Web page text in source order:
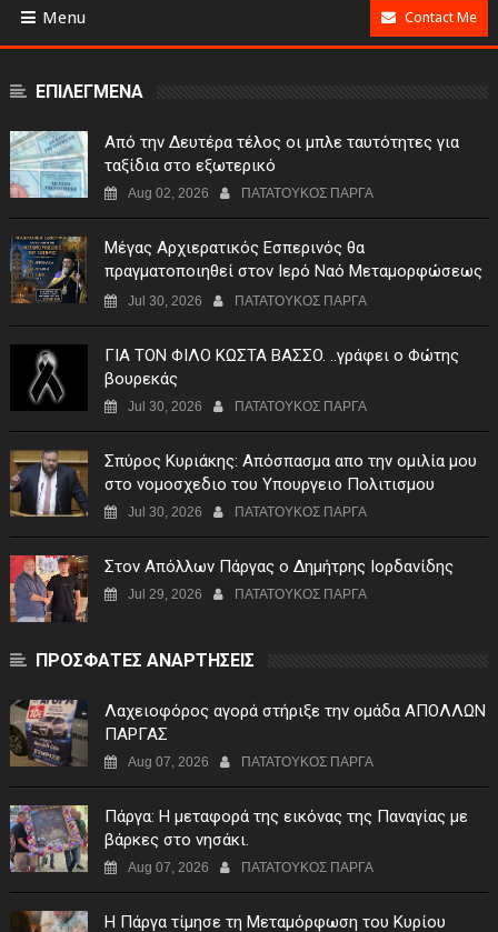
Menu Contact Me
ΕΠΙΛΕΓΜΕΝΑ
Από την Δευτέρα τέλος οι μπλε ταυτότητες για
ταξίδια στο εξωτερικό
Aug 02, 2026 ΠΑΤΑΤΟΥΚΟΣ ΠΑΡΓΑ
Μέγας Αρχιερατικός Εσπερινός θα
πραγματοποιηθεί στον Ιερό Ναό Μεταμορφώσεως
του Σωτήρος Σταυροχωρίου στης 5 Αυγούστου
Jul 30, 2026 ΠΑΤΑΤΟΥΚΟΣ ΠΑΡΓΑ
ΓIA TON ΦIΛO KΩΣTA BAΣΣO. ..γράφει ο Φώτης
βουρεκάς
Jul 30, 2026 ΠΑΤΑΤΟΥΚΟΣ ΠΑΡΓΑ
Σπύρος Κυριάκης: Απόσπασμα απο την ομιλία μου
στο νομοσχεδιο του Υπουργειο Πολιτισμου
Jul 30, 2026 ΠΑΤΑΤΟΥΚΟΣ ΠΑΡΓΑ
Στον Απόλλων Πάργας ο Δημήτρης Ιορδανίδης
Jul 29, 2026 ΠΑΤΑΤΟΥΚΟΣ ΠΑΡΓΑ
ΠΡΟΣΦΑΤΕΣ ΑΝΑΡΤΗΣΕΙΣ
Λαχειοφόρος αγορά στήριξε την ομάδα ΑΠΟΛΛΩΝ
ΠΑΡΓΑΣ
Aug 07, 2026 ΠΑΤΑΤΟΥΚΟΣ ΠΑΡΓΑ
Πάργα: Η μεταφορά της εικόνας της Παναγίας με
βάρκες στο νησάκι.
Aug 07, 2026 ΠΑΤΑΤΟΥΚΟΣ ΠΑΡΓΑ
Η Πάργα τίμησε τη Μεταμόρφωση του Κυρίου